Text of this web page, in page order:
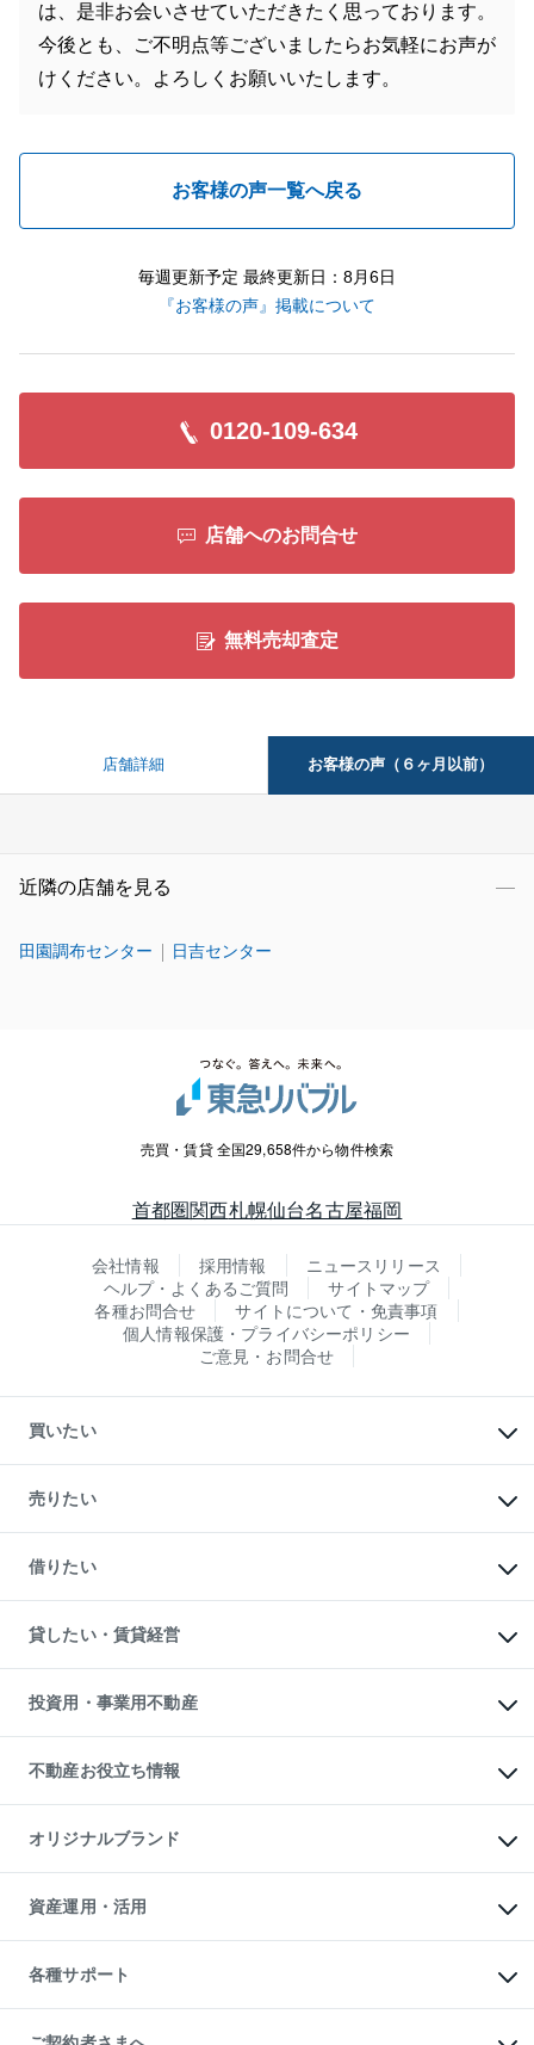
は、是非お会いさせていただきたく思っております。
今後とも、ご不明点等ございましたらお気軽にお声が
けください。よろしくお願いいたします。
お客様の声一覧へ戻る
毎週更新予定 最終更新日：8月6日
『お客様の声』掲載について
0120-109-634
店舗へのお問合せ
無料売却査定
店舗詳細 お客様の声（６ヶ月以前）
近隣の店舗を見る
田園調布センター 日吉センター
売買・賃貸 全国29,658件から物件検索
首都圏関西札幌仙台名古屋福岡
会社情報 採用情報
ニュースリリース
ヘルプ・よくあるご質問
サイトマップ
各種お問合せ
サイトについて・免責事項
個人情報保護・プライバシーポリシー
ご意見・お問合せ
買いたい
新築・分譲マンションの購入
中古マンションの購入
一戸建ての購入
中古一戸建ての購入
不動産購入の流れ
注目キーワード物件特集
購入ガイド
English 繁体中文簡体中文
売りたい
一戸建ての売却・査定
土地の売却・査定
スピードAI査定
不動産査定について
不動産売却の流れ
不動産買換えの流れ
売却ガイド
借りたい
オフィス・店舗の賃貸
借りるときの流れ
借りるガイド
貸したい・賃貸経営
マンション賃料データ
賃貸管理プラン
リロケーションについて
貸すガイド
投資用・事業用不動産
事業用不動産
マンション投資
投資用マンション
アパート経営
収益物件
ビル購入（ビル一棟）
投資用不動産の売却査定
事業用不動産の売却査定
不動産お役立ち情報
マンションライブラリー
人気マンションランキング
暮らしに役立つ不動産メディア
不動産相場・不動産価格情報
不動産コラム・ニュース
不動産用語集
不動産なんでもネット相談室
住まいの税金
オリジナルブランド
一棟リノベーションマンション
L`GENTE（ルジェンテ）
区分リノベーションマンション
投資用一棟レジデンスWELL
不動産小口投資
LEGACIA（レガシア）
資産運用・活用
不動産M&A
アセットマネジメント・出資
各種サポート
相続サポート